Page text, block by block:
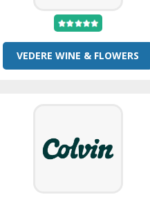
VEDERE WINE & FLOWERS